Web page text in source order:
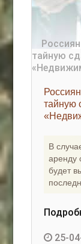
тайную
В
аренду
будет
25-